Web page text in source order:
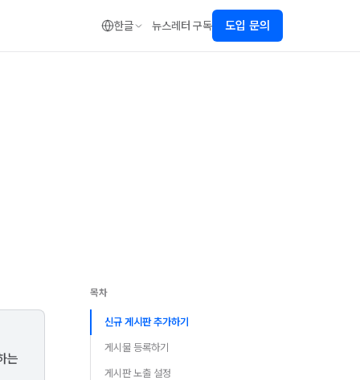
한글 뉴스레터 구독 도입 문의
는
목차
신규 게시판 추가하기
게시물 등록하기
게시판 노출 설정